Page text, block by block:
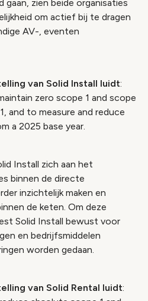
gaan, zien beide organisaties
om actief bij te dragen
AV-, eventen
van Solid Install luidt:
zero scope 1 and scope
and to measure and reduce
a 2025 base year.
Install zich aan het
binnen de directe
inzichtelijk maken en
de keten. Om deze
Solid Install bewust voor
en bedrijfsmiddelen
worden gedaan.
van Solid Rental luidt: